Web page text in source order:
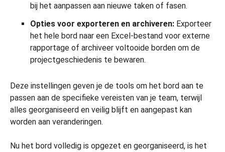
bij het aanpassen aan nieuwe taken of fasen.
Opties voor exporteren en archiveren: Exporteer
het hele bord naar een Excel-bestand voor externe
rapportage of archiveer voltooide borden om de
projectgeschiedenis te bewaren.
Deze instellingen geven je de tools om het bord aan te
passen aan de specifieke vereisten van je team, terwijl
alles georganiseerd en veilig blijft en aangepast kan
worden aan veranderingen.
Nu het bord volledig is opgezet en georganiseerd, is het